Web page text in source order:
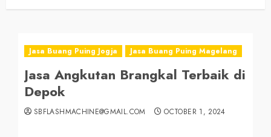
Jasa Buang Puing Jogja Jasa Buang Puing Magelang
Jasa Angkutan Brangkal Terbaik di
Depok
SBFLASHMACHINE@GMAIL.COM OCTOBER 1, 2024